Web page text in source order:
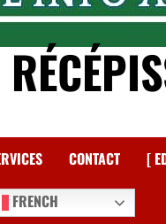
CONTACT [
FRENCH